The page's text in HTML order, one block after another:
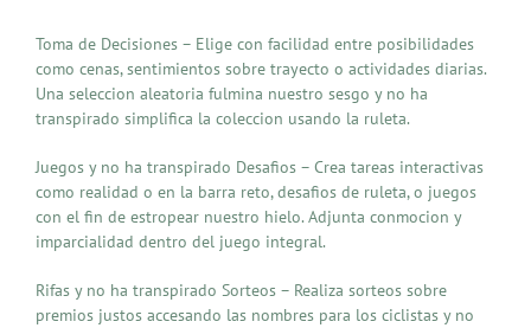
Toma de Decisiones – Elige con facilidad entre posibilidades
como cenas, sentimientos sobre trayecto o actividades diarias.
Una seleccion aleatoria fulmina nuestro sesgo y no ha
transpirado simplifica la coleccion usando la ruleta.
Juegos y no ha transpirado Desafios – Crea tareas interactivas
como realidad o en la barra reto, desafios de ruleta, o juegos
con el fin de estropear nuestro hielo. Adjunta conmocion y
imparcialidad dentro del juego integral.
Rifas y no ha transpirado Sorteos – Realiza sorteos sobre
premios justos accesando las nombres para los ciclistas y no